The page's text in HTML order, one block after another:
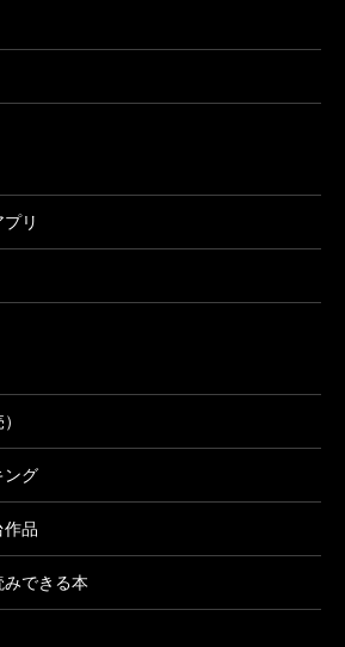
リ
ング
作品
できる本